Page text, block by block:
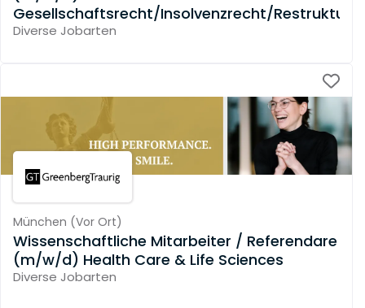
Gesellschaftsrecht/Insolvenzrecht/
Diverse Jobarten
München (Vor Ort)
Wissenschaftliche Mitarbeiter / Referendare
(m/w/d) Health Care & Life Sciences
Diverse Jobarten